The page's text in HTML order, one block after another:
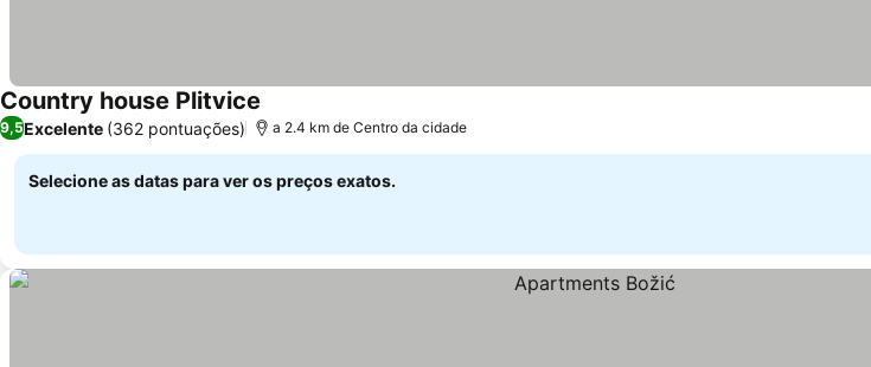
Country house Plitvice
9,5Excelente (362 pontuações) a 2.4 km de Centro da cidade
Selecione as datas para ver os preços exatos.